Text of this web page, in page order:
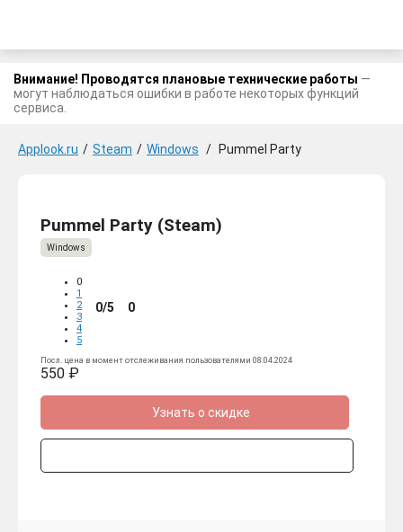
Внимание! Проводятся плановые технические работы —
могут наблюдаться ошибки в работе некоторых функций
сервиса.
Applook.ru / Steam / Windows / Pummel Party
Pummel Party (Steam)
Windows
0
1
2
3
4
5
0/5 0
Посл. цена в момент отслеживания пользователями 08.04.2024
550 ₽
Узнать о скидке